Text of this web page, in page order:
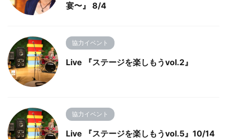
宴〜』 8/4
協力イベント
Live 『ステージを楽しもうvol.2』
協力イベント
Live 『ステージを楽しもうvol.5』10/14